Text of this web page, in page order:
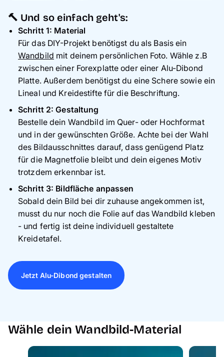
🔨 Und so einfach geht's:
Schritt 1: Material
Für das DIY-Projekt benötigst du als Basis ein
Wandbild mit deinem persönlichen Foto. Wähle z.B
zwischen einer Forexplatte oder einer Alu-Dibond
Platte. Außerdem benötigst du eine Schere sowie ein
Lineal und Kreidestifte für die Beschriftung.
Schritt 2: Gestaltung
Bestelle dein Wandbild im Quer- oder Hochformat
und in der gewünschten Größe. Achte bei der Wahl
des Bildausschnittes darauf, dass genügend Platz
für die Magnetfolie bleibt und dein eigenes Motiv
trotzdem erkennbar ist.
Schritt 3: Bildfläche anpassen
Sobald dein Bild bei dir zuhause angekommen ist,
musst du nur noch die Folie auf das Wandbild kleben
- und fertig ist deine individuell gestaltete
Kreidetafel.
Jetzt Alu-Dibond gestalten
Wähle dein Wandbild-Material